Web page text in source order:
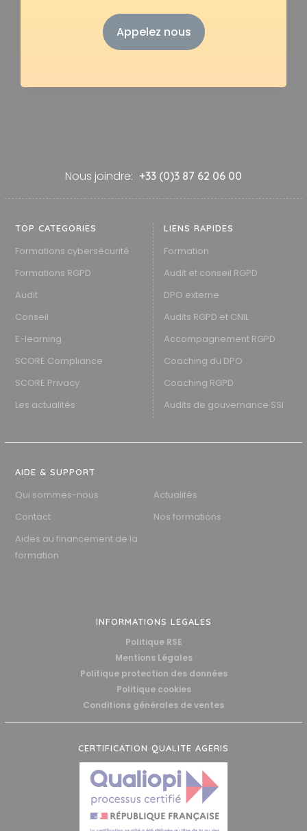
Appelez nous
Nous joindre: +33 (0)3 87 62 06 00
TOP CATEGORIES
Formations cybersécurité
Formations RGPD
Audit
Conseil
E-learning
SCORE Compliance
SCORE Privacy
Les actualités
LIENS RAPIDES
Formation
Audit et conseil RGPD
DPO externe
Audits RGPD et CNIL
Accompagnement RGPD
Coaching du DPO
Coaching RGPD
Audits de gouvernance SSI
AIDE & SUPPORT
Qui sommes-nous
Actualités
Contact
Nos formations
Aides au financement de la
formation
INFORMATIONS LEGALES
Politique RSE
Mentions Légales
Politique protection des données
Politique cookies
Conditions générales de ventes
CERTIFICATION QUALITE AGERIS